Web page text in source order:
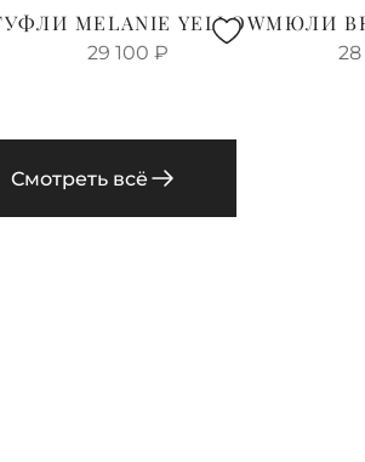
MELANIE YELLOW
29 100 ₽
МЮЛИ
Смотреть всё